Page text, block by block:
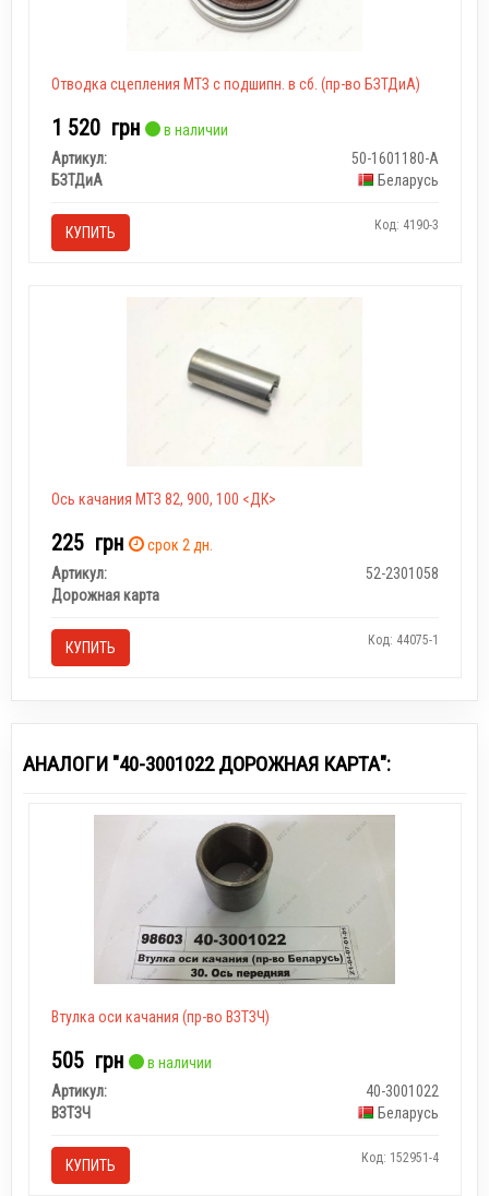
Отводка сцепления МТЗ с подшипн. в сб. (пр-во БЗТДиА)
1 520 грн
в наличии
Артикул:
50-1601180-А
БЗТДиА
Беларусь
КУПИТЬ Код: 4190-3
Ось качания МТЗ 82, 900, 100 <ДК>
225 грн
срок 2 дн.
Артикул:
52-2301058
Дорожная карта
КУПИТЬ Код: 44075-1
АНАЛОГИ "40-3001022 ДОРОЖНАЯ КАРТА":
Втулка оси качания (пр-во ВЗТЗЧ)
505 грн
в наличии
Артикул:
40-3001022
ВЗТЗЧ
Беларусь
КУПИТЬ Код: 152951-4